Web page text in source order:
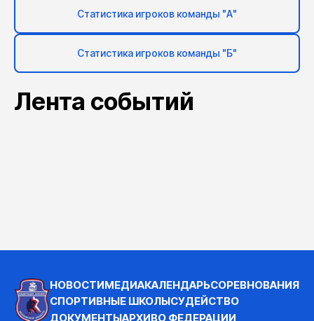
Статистика игроков команды "А"
Статистика игроков команды "Б"
Лента событий
НОВОСТИМЕДИАКАЛЕНДАРЬСОРЕВНОВАНИЯ
СПОРТИВНЫЕ ШКОЛЫСУДЕЙСТВО
ДОКУМЕНТЫАРХИВО ФЕДЕРАЦИИ